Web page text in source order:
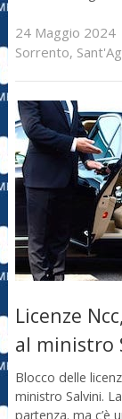
24 Maggio 2024
Sorrento,
Licenze
al ministro
Blocco delle
ministro Salvini.
partenza. ma c’è